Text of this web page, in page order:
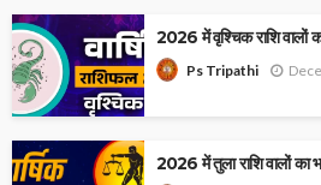
2026 में वृश्चिक राशि वालों
Ps Tripathi
2026 में तुला राशि वालों का